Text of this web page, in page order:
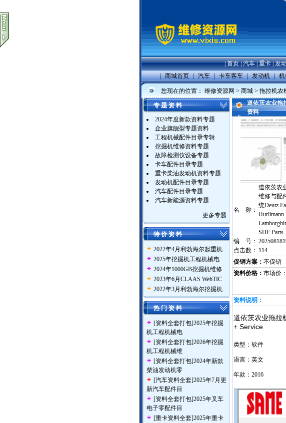
|首页|汽车|重卡|发
| 商城首页 | 汽车 | 卡车客车 | 发动机 |
您现在的位置： 维修资源网 > 商城 > 拖拉机农
专 题 资 料
2024年度新款资料专题
企业旗舰型专题资料
工程机械配件目录专辑
挖掘机维修资料专题
故障检测仪设备专题
卡车配件目录专题
重卡柴油发动机资料专题
发动机配件目录专题
汽车配件目录专题
汽车新能源资料专题
更多专题
特 价 资 料
2022年4月利勃海尔起重机
2025年挖掘机工程机械电
2024年1000GB挖掘机维修
2023年6月CLAAS WebTIC
2022年3月利勃海尔挖掘机
热 门 资 料
[资料全套打包]2025年挖掘
机工程机械电
[资料全套打包]2026年挖掘
机工程机械维
[资料全套打包]2024年新款
柴油发动机零
[汽车资料全套]2025年7月更
新汽车配件目
[资料全套打包]2025年叉车
电子零配件目
[重卡资料全套]2025年重卡
道依茨农业拖
资料
名 称：
道依茨农
维修与配
统Deutz
Hurlimann
SDF Parts
编 号：
点击数： 114
促销方案： 不促销
资料价格： 市场价
资料说明：
道依茨农业拖拉
+ Service
类型：软件
语言：英文
年款：2016